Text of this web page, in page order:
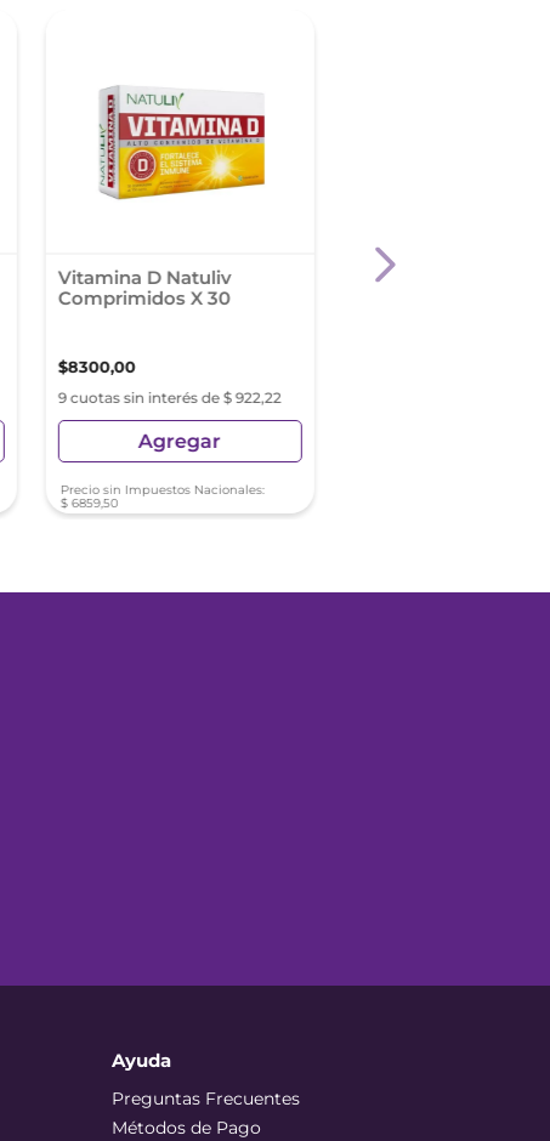
Vitamina D Natuliv
Comprimidos X 30
$8300,00
9 cuotas sin interés de $ 922,22
Agregar
Precio sin Impuestos Nacionales:
$ 6859,50
Whey Protein
Ayuda
Preguntas Frecuentes
Métodos de Pago